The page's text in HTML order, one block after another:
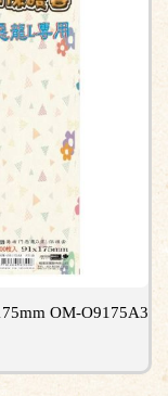
OM-O9175A3